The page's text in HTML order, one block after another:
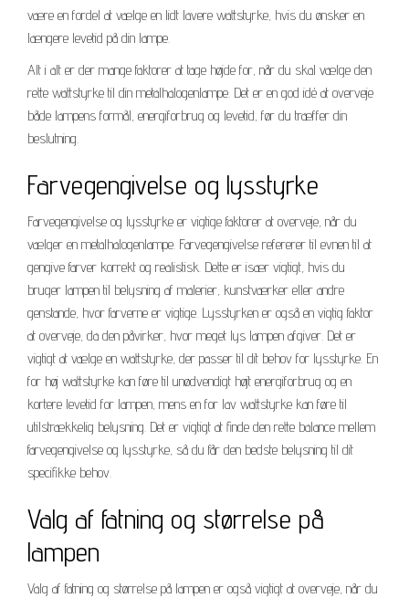
være en fordel at vælge en lidt lavere wattstyrke, hvis du ønsker en
længere levetid på din lampe.
Alt i alt er der mange faktorer at tage højde for, når du skal vælge den
rette wattstyrke til din metalhalogenlampe. Det er en god idé at overveje
både lampens formål, energiforbrug og levetid, før du træffer din
beslutning.
Farvegengivelse og lysstyrke
Farvegengivelse og lysstyrke er vigtige faktorer at overveje, når du
vælger en metalhalogenlampe. Farvegengivelse refererer til evnen til at
gengive farver korrekt og realistisk. Dette er især vigtigt, hvis du
bruger lampen til belysning af malerier, kunstværker eller andre
genstande, hvor farverne er vigtige. Lysstyrken er også en vigtig faktor
at overveje, da den påvirker, hvor meget lys lampen afgiver. Det er
vigtigt at vælge en wattstyrke, der passer til dit behov for lysstyrke. En
for høj wattstyrke kan føre til unødvendigt højt energiforbrug og en
kortere levetid for lampen, mens en for lav wattstyrke kan føre til
utilstrækkelig belysning. Det er vigtigt at finde den rette balance mellem
farvegengivelse og lysstyrke, så du får den bedste belysning til dit
specifikke behov.
Valg af fatning og størrelse på
lampen
Valg af fatning og størrelse på lampen er også vigtigt at overveje, når du